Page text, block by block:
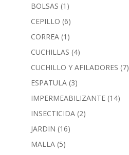
BOLSAS (1)
CEPILLO (6)
CORREA (1)
CUCHILLAS (4)
CUCHILLO Y AFILADORES (7)
ESPATULA (3)
IMPERMEABILIZANTE (14)
INSECTICIDA (2)
JARDIN (16)
MALLA (5)